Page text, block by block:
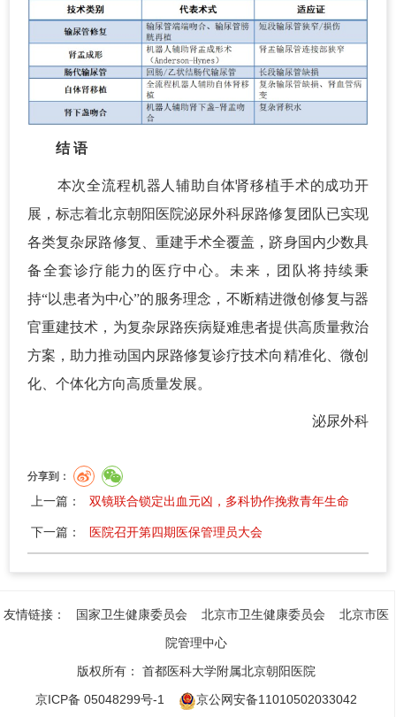
结 语
本次全流程机器人辅助自体肾移植手术的成功开
展，标志着北京朝阳医院泌尿外科尿路修复团队已实现
各类复杂尿路修复、重建手术全覆盖，跻身国内少数具
备全套诊疗能力的医疗中心。未来，团队将持续秉
持“以患者为中心”的服务理念，不断精进微创修复与器
官重建技术，为复杂尿路疾病疑难患者提供高质量救治
方案，助力推动国内尿路修复诊疗技术向精准化、微创
化、个体化方向高质量发展。
泌尿外科
分享到：
上一篇： 双镜联合锁定出血元凶，多科协作挽救青年生命
下一篇： 医院召开第四期医保管理员大会
友情链接： 国家卫生健康委员会 北京市卫生健康委员会
北京市医
院管理中心
版权所有： 首都医科大学附属北京朝阳医院
京ICP备 05048299号-1
京公网安备11010502033042